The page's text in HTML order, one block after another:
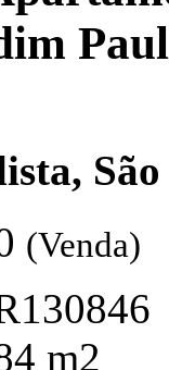
(Venda)
m2